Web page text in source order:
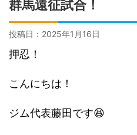
群馬遠征試合！
投稿日： 2025年1月16日
押忍！
こんにちは！
ジム代表藤田です😆